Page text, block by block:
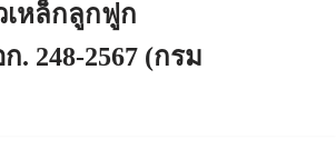
เหล็กลูกฟูก
. 248-2567 (กรม